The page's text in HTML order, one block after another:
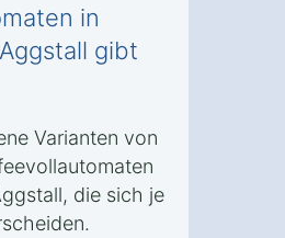
in
gibt
Varianten von
die sich je